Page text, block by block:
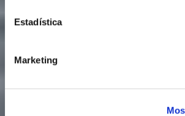
Estadística
Marketing